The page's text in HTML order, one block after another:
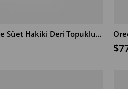
Brownie Kahve Süet Hakiki Deri Topuklu Sandalet В